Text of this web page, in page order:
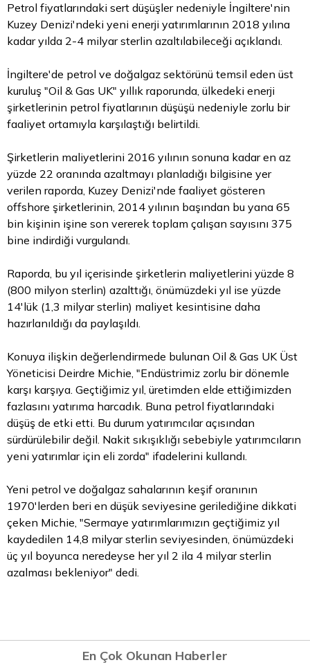
Petrol fiyatlarındaki sert düşüşler nedeniyle İngiltere'nin
Kuzey Denizi'ndeki yeni enerji yatırımlarının 2018 yılına
kadar yılda 2-4 milyarsterlin azaltılabileceği açıklandı.
İngiltere'de petrol ve doğalgaz sektörünü temsil eden üst
kuruluş "Oil & Gas UK" yıllık raporunda, ülkedeki enerji
şirketlerinin petrol fiyatlarının düşüşü nedeniyle zorlu bir
faaliyet ortamıyla karşılaştığı belirtildi.
Şirketlerin maliyetlerini 2016 yılının sonuna kadar en az
yüzde 22 oranında azaltmayı planladığı bilgisine yer
verilen raporda, Kuzey Denizi'nde faaliyet gösteren
offshore şirketlerinin, 2014 yılının başından bu yana 65
bin kişinin işine son vererek toplam çalışan sayısını 375
bine indirdiği vurgulandı.
Raporda, bu yıl içerisinde şirketlerin maliyetlerini yüzde 8
(800 milyon sterlin) azalttığı, önümüzdeki yıl ise yüzde
14'lük (1,3 milyar sterlin) maliyet kesintisine daha
hazırlanıldığı da paylaşıldı.
Konuya ilişkin değerlendirmede bulunan Oil & Gas UK Üst
Yöneticisi Deirdre Michie, "Endüstrimiz zorlu bir dönemle
karşı karşıya. Geçtiğimiz yıl, üretimden elde ettiğimizden
fazlasını yatırıma harcadık. Buna petrol fiyatlarındaki
düşüş de etki etti. Bu durum yatırımcılar açısından
sürdürülebilir değil. Nakit sıkışıklığı sebebiyle yatırımcıların
yeni yatırımlar için eli zorda" ifadelerini kullandı.
Yeni petrol ve doğalgaz sahalarının keşif oranının
1970'lerden beri en düşük seviyesine gerilediğine dikkati
çeken Michie, "Sermaye yatırımlarımızın geçtiğimiz yıl
kaydedilen 14,8 milyar sterlin seviyesinden, önümüzdeki
üç yıl boyunca neredeyse her yıl 2 ila 4 milyar sterlin
azalması bekleniyor" dedi.
En Çok Okunan Haberler